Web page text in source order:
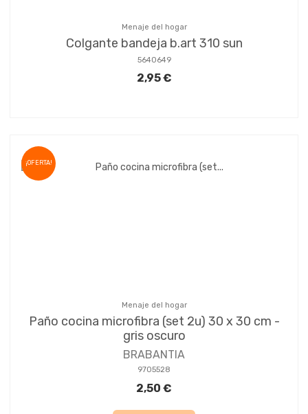
Menaje del hogar
Colgante bandeja b.art 310 sun
5640649
2,95 €
¡OFERTA!
Menaje del hogar
Paño cocina microfibra (set 2u) 30 x 30 cm -
gris oscuro
BRABANTIA
9705528
2,50 €